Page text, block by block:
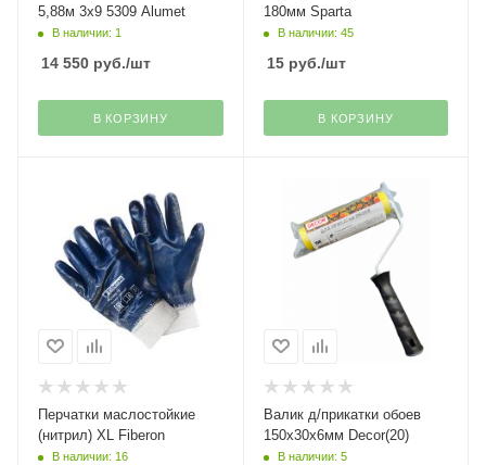
5,88м 3х9 5309 Alumet
В наличии: 1
14 550 руб./шт
В КОРЗИНУ
180мм Sparta
В наличии: 45
15руб./шт
В КОРЗИНУ
Перчатки маслостойкие
(нитрил) XL Fiberon
В наличии: 16
Валик д/прикатки обоев
150х30х6мм Decor(20)
В наличии: 5